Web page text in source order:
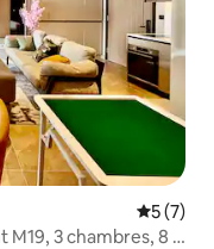
5 (7)
3 chambres, 8 à